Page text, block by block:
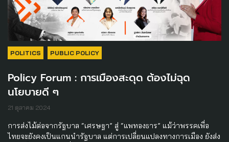
POLITICS PUBLIC POLICY
Policy Forum : การเมืองสะดุด ต้องไม่ฉุด
นโยบายดี ๆ
21 ตุลาคม 2024
การส่งไม้ต่อจากรัฐบาล “เศรษฐา” สู่ “แพทองธาร” แม้ว่าพรรคเพื่อ
ไทยจะยังคงเป็นแกนนำรัฐบาล แต่การเปลี่ยนแปลงทางการเมือง ยังส่ง